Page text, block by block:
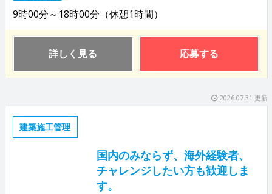
9時00分～18時00分（休憩1時間）
詳しく見る 応募する
2026.07.31 更新
建築施工管理
国内のみならず、海外経験者、
チャレンジしたい方も歓迎しま
す。